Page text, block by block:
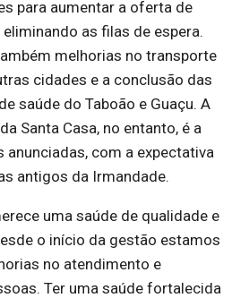
para aumentar a oferta de
as filas de espera.
melhorias no transporte
cidades e a conclusão das
saúde do Taboão e Guaçu. A
Santa Casa, no entanto, é a
anunciadas, com a expectativa
antigos da Irmandade.
uma saúde de qualidade e
o início da gestão estamos
no atendimento e
Ter uma saúde fortalecida